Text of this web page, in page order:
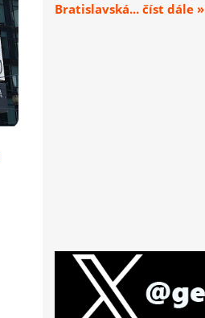
Bratislavská... číst dále »